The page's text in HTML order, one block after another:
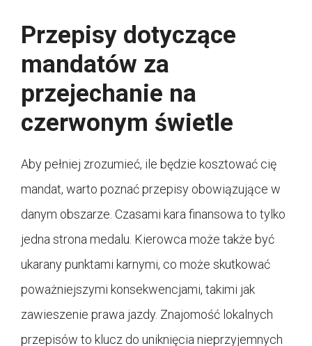
Przepisy dotyczące
mandatów za
przejechanie na
czerwonym świetle
Aby pełniej zrozumieć, ile będzie kosztować cię
mandat, warto poznać przepisy obowiązujące w
danym obszarze. Czasami kara finansowa to tylko
jedna strona medalu. Kierowca może także być
ukarany punktami karnymi, co może skutkować
poważniejszymi konsekwencjami, takimi jak
zawieszenie prawa jazdy. Znajomość lokalnych
przepisów to klucz do uniknięcia nieprzyjemnych